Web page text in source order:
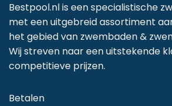
Bestpool.nl is een specialistische
met een uitgebreid assortiment
het gebied van zwembaden &
Wij streven naar een uitstekende
competitieve prijzen.
Betalen